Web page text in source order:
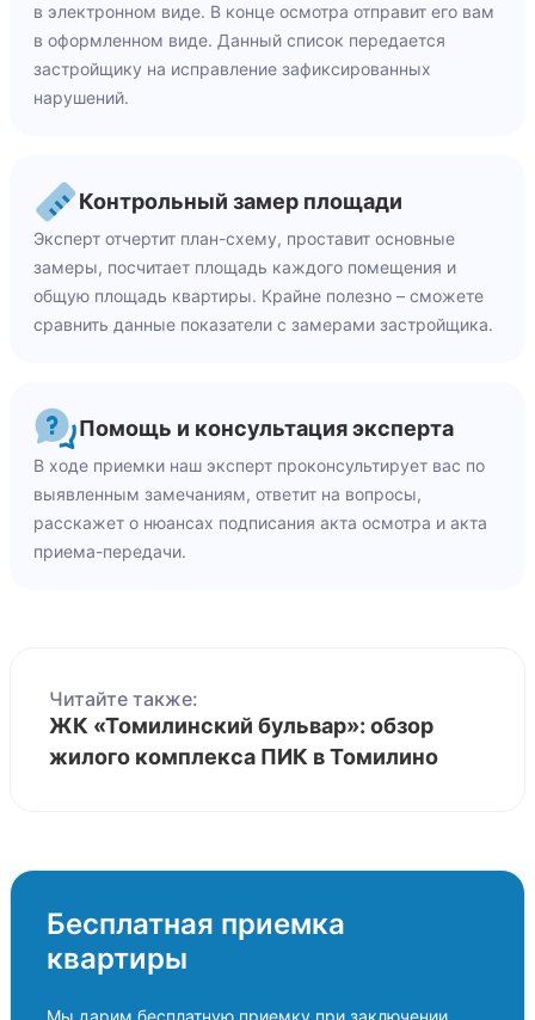
в электронном виде. В конце осмотра отправит его вам
в оформленном виде. Данный список передается
застройщику на исправление зафиксированных
нарушений.
Контрольный замер площади
Эксперт отчертит план-схему, проставит основные
замеры, посчитает площадь каждого помещения и
общую площадь квартиры. Крайне полезно – сможете
сравнить данные показатели с замерами застройщика.
Помощь и консультация эксперта
В ходе приемки наш эксперт проконсультирует вас по
выявленным замечаниям, ответит на вопросы,
расскажет о нюансах подписания акта осмотра и акта
приема-передачи.
Читайте также:
ЖК «Томилинский бульвар»: обзор
жилого комплекса ПИК в Томилино
Бесплатная приемка
квартиры
Мы дарим бесплатную приемку при заключении